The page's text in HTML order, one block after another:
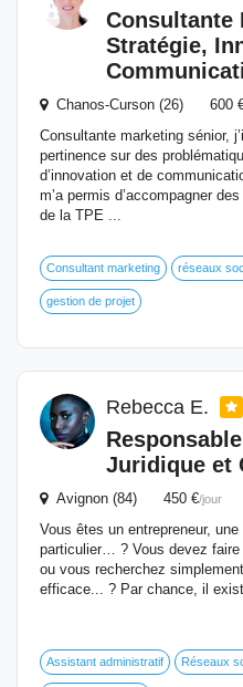
Consultante
Stratégie,
Chanos-Curson (26) 600
Consultante marketing sénior,
pertinence sur des
d’innovation et de
m’a permis d’accompagner
de la TPE ...
Consultant marketing réseaux
gestion de projet
Rebecca E.
Juridique et
Avignon (84) 450 €/jour
Vous êtes un entrepreneur,
particulier… ? Vous devez
ou vous recherchez
efficace... ? Par chance, il
Assistant administratif Réseaux